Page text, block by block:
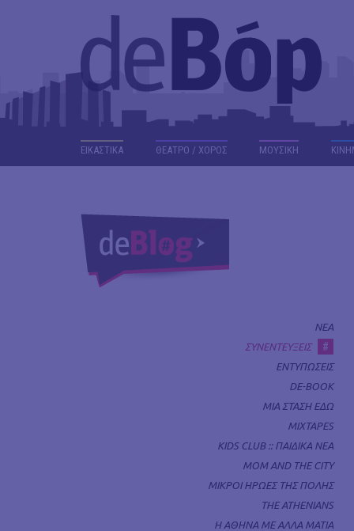
ΕΙΚΑΣΤΙΚΑ ΘΕΑΤΡΟ / ΧΟΡΟΣ ΜΟΥΣΙΚΗ
ΝΕΑ
ΣΥΝΕΝΤΕΥΞΕΙΣ
#
ΕΝΤΥΠΩΣΕΙΣ
DE-BOOK
ΜΙΑ ΣΤΑΣΗ ΕΔΩ
MIXTAPES
KIDS CLUB :: ΠΑΙΔΙΚΑ ΝΕΑ
MOM AND THE CITY
ΜΙΚΡΟΙ ΗΡΩΕΣ ΤΗΣ ΠΟΛΗΣ
THE ATHENIANS
Η ΑΘΗΝΑ ΜΕ ΑΛΛΑ ΜΑΤΙΑ